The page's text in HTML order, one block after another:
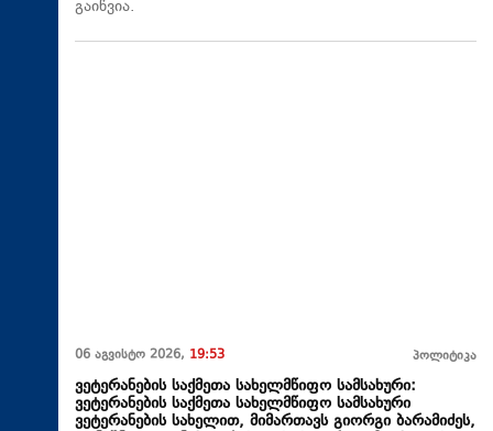
გაიწვია.
06 აგვისტო 2026, 19:53 პოლიტიკა
ვეტერანების საქმეთა სახელმწიფო სამსახური:
ვეტერანების საქმეთა სახელმწიფო სამსახური
ვეტერანების სახელით, მიმართავს გიორგი ბარამიძეს,